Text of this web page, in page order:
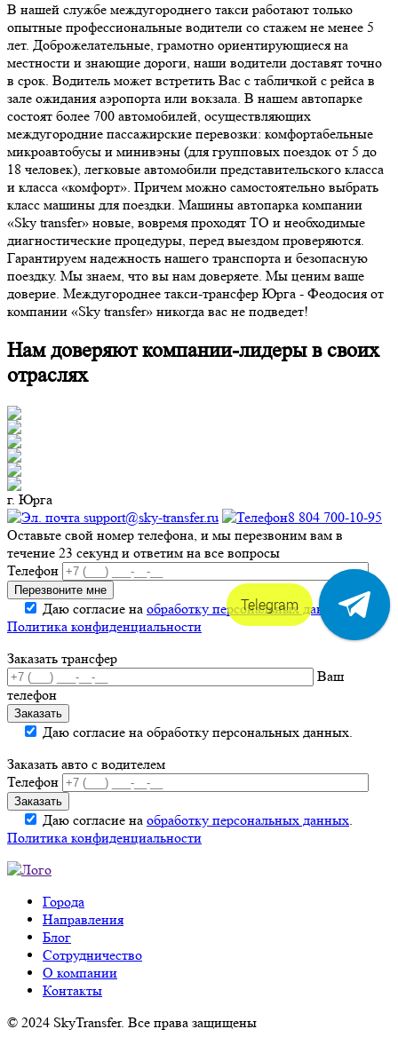
В нашей службе междугороднего такси работают только
опытные профессиональные водители со стажем не менее 5
лет. Доброжелательные, грамотно ориентирующиеся на
местности и знающие дороги, наши водители доставят точно
в срок. Водитель может встретить Вас с табличкой с рейса в
зале ожидания аэропорта или вокзала. В нашем автопарке
состоят более 700 автомобилей, осуществляющих
междугородние пассажирские перевозки: комфортабельные
микроавтобусы и минивэны (для групповых поездок от 5 до
18 человек), легковые автомобили представительского класса
и класса «комфорт». Причем можно самостоятельно выбрать
класс машины для поездки. Машины автопарка компании
«Sky transfer» новые, вовремя проходят ТО и необходимые
диагностические процедуры, перед выездом проверяются.
Гарантируем надежность нашего транспорта и безопасную
поездку. Мы знаем, что вы нам доверяете. Мы ценим ваше
доверие. Междугороднее такси-трансфер Юрга - Феодосия от
компании «Sky transfer» никогда вас не подведет!
Нам доверяют компании-лидеры в своих
отраслях
г. Юрга
support@sky-transfer.ru
8 804 700-10-95
Оставьте свой номер телефона, и мы перезвоним вам в
течение 23 секунд и ответим на все вопросы
Телефон
Даю согласие на обработку персональных данных.
Политика конфиденциальности
Заказать трансфер
Ваш
телефон
Даю согласие на обработку персональных данных.
Заказать авто с водителем
Телефон
Даю согласие на обработку персональных данных.
Политика конфиденциальности
Города
Направления
Блог
Сотрудничество
О компании
Контакты
© 2024 SkyTransfer. Все права защищены
Telegram